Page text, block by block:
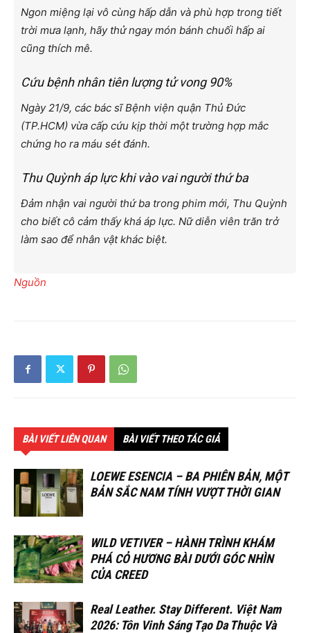
Ngon miệng lại vô cùng hấp dẫn và phù hợp trong tiết
trời mưa lạnh, hãy thử ngay món bánh chuối hấp ai
cũng thích mê.
Cứu bệnh nhân tiên lượng tử vong 90%
Ngày 21/9, các bác sĩ Bệnh viện quận Thủ Đức
(TP.HCM) vừa cấp cứu kịp thời một trường hợp mắc
chứng ho ra máu sét đánh.
Thu Quỳnh áp lực khi vào vai người thứ ba
Đảm nhận vai người thứ ba trong phim mới, Thu Quỳnh
cho biết cô cảm thấy khá áp lực. Nữ diễn viên trăn trở
làm sao để nhân vật khác biệt.
Nguồn
BÀI VIẾT LIÊN QUAN BÀI VIẾT THEO TÁC GIẢ
LOEWE ESENCIA – BA PHIÊN BẢN, MỘT
BẢN SẮC NAM TÍNH VƯỢT THỜI GIAN
WILD VETIVER – HÀNH TRÌNH KHÁM
PHÁ CỎ HƯƠNG BÀI DƯỚI GÓC NHÌN
CỦA CREED
Real Leather. Stay Different. Việt Nam
2026: Tôn Vinh Sáng Tạo Da Thuộc Và